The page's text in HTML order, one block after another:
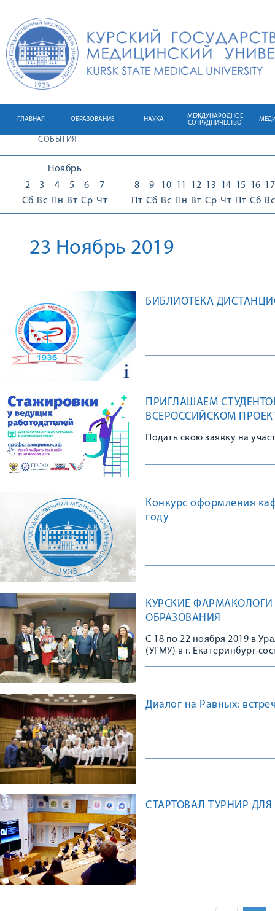
ГЛАВНАЯ ОБРАЗОВАНИЕ НАУКА
МЕЖДУНАРОДНОЕ
СОТРУДНИЧЕСТВО
СОБЫТИЯ
Ноябрь
2
Сб
3
Вс
4
Пн
5
Вт
6
Ср
7
Чт
8
Пт
9
Сб
10
Вс
11
Пн
12
Вт
13
Ср
14
Чт
15
Пт
16
Сб
17
Вс
23 Ноябрь 2019
БИБЛИОТЕКА
ПРИГЛАШАЕМ
ВСЕРОССИЙСКОМ
Подать свою заявку на
Конкурс оформления
году
КУРСКИЕ ФАРМАКОЛОГИ
ОБРАЗОВАНИЯ
С 18 по 22 ноября 2019 в
(УГМУ) в г. Екатеринбург
Диалог на Равных:
СТАРТОВАЛ ТУРНИР ДЛЯ